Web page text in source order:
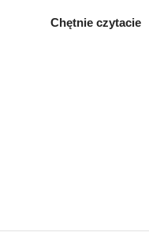
Chętnie czytacie